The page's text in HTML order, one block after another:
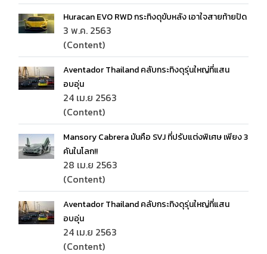
Huracan EVO RWD กระทิงดุขับหลัง เอาใจสายท้ายปัด
3 พ.ค. 2563
(Content)
Aventador Thailand คลับกระทิงดุรุ่นใหญ่ที่แสน
อบอุ่น
24 เม.ย 2563
(Content)
Mansory Cabrera มันคือ SVJ ที่ปรับแต่งพิเศษ เพียง 3
คันในโลก!!
28 เม.ย 2563
(Content)
Aventador Thailand คลับกระทิงดุรุ่นใหญ่ที่แสน
อบอุ่น
24 เม.ย 2563
(Content)